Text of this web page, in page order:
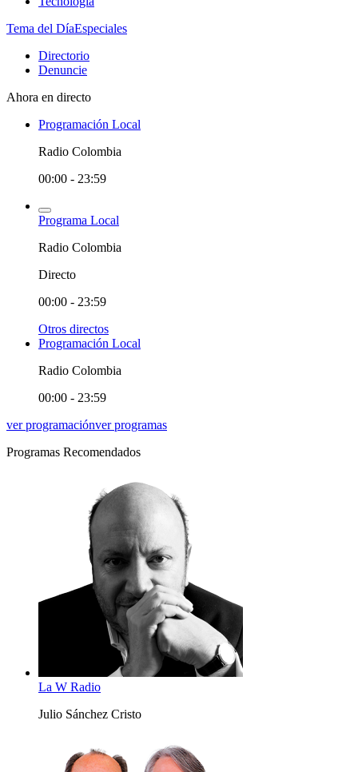
Tema del DíaEspeciales
Directorio
Denuncie
Ahora en directo
Programación Local
Radio Colombia
00:00 - 23:59
Programa Local
Radio Colombia
Directo
00:00 - 23:59
Otros directos
Programación Local
Radio Colombia
00:00 - 23:59
ver programaciónver programas
Programas Recomendados
La W Radio
Julio Sánchez Cristo